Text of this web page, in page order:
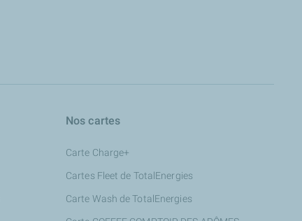
Nos cartes
Carte Charge+
Cartes Fleet de TotalEnergies
Carte Wash de TotalEnergies